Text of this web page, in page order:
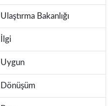
Ulaştırma Bakanlığı
İlgi
Uygun
Dönüşüm